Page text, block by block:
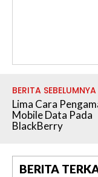
BERITA SEBELUMNYA
Lima Cara
Mobile Data Pada
BlackBerry
BERITA